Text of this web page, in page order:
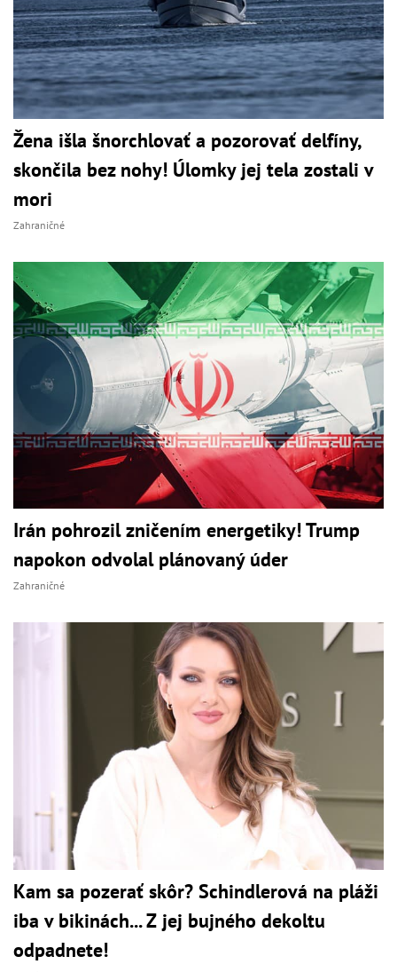
Žena išla šnorchlovať a pozorovať delfíny,
skončila bez nohy! Úlomky jej tela zostali v
mori
Zahraničné
Irán pohrozil zničením energetiky! Trump
napokon odvolal plánovaný úder
Zahraničné
Kam sa pozerať skôr? Schindlerová na pláži
iba v bikinách... Z jej bujného dekoltu
odpadnete!